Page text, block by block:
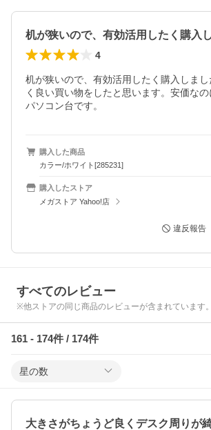
4
机が狭いので、有効活用したく購入しま
く良い買い物をしたと思います。安価な
パソコン台です。
購入した商品
カラー/ホワイト[285231]
購入したストア
メガストア Yahoo!店
違反報告
すべてのレビュー
※他ストアの同じ商品のレビューが含まれています。
161 - 174件 / 174件
星の数